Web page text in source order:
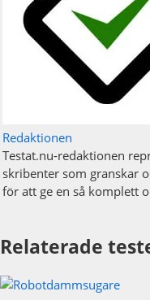
Redaktionen
Testat.nu-redaktionen
skribenter som granskar
för att ge en så komplett
Relaterade